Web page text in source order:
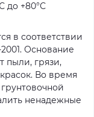
до +80°С
в соответствии
Основание
пыли, грязи,
Во время
ненадежные